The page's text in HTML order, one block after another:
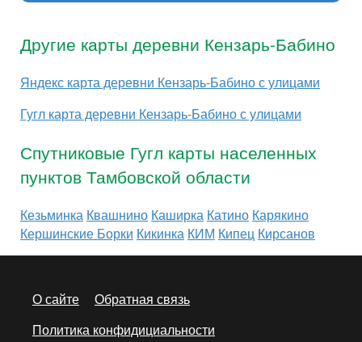
Другие карты деревни Кензарь-Бабино
Яндекс карта деревни Кензарь-Бабино с улицами
Гугл карта деревни Кензарь-Бабино с улицами
Спутниковые Гугл карты населенных
пунктов Тамбовской области
Кезьминка Квашнино Каширка Катино Карякино
Кершинские Борки Кикинка КИМ Кипец Кирсанов
О сайте
Обратная связь
Политика конфидициальности